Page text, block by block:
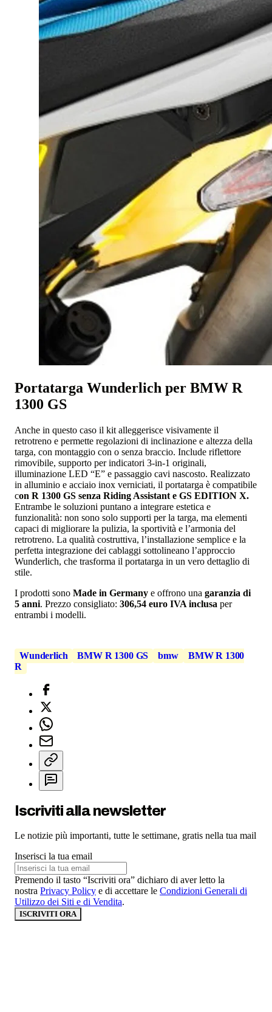
Portatarga Wunderlich per BMW R
1300 GS
Anche in questo caso il kit alleggerisce visivamente il
retrotreno e permette regolazioni di inclinazione e altezza della
targa, con montaggio con o senza braccio. Include riflettore
rimovibile, supporto per indicatori 3-in-1 originali,
illuminazione LED “E” e passaggio cavi nascosto. Realizzato
in alluminio e acciaio inox verniciati, il portatarga è compatibile
con R 1300 GS senza Riding Assistant e GS EDITION X.
Entrambe le soluzioni puntano a integrare estetica e
funzionalità: non sono solo supporti per la targa, ma elementi
capaci di migliorare la pulizia, la sportività e l’armonia del
retrotreno. La qualità costruttiva, l’installazione semplice e la
perfetta integrazione dei cablaggi sottolineano l’approccio
Wunderlich, che trasforma il portatarga in un vero dettaglio di
stile.
I prodotti sono Made in Germany e offrono una garanzia di
5 anni. Prezzo consigliato: 306,54 euro IVA inclusa per
entrambi i modelli.
Wunderlich BMW R 1300 GS bmw
BMW R 1300
R
Iscriviti alla newsletter
Le notizie più importanti, tutte le settimane, gratis nella tua mail
Inserisci la tua email
Premendo il tasto “Iscriviti ora” dichiaro di aver letto la
nostra Privacy Policy e di accettare le Condizioni Generali di
Utilizzo dei Siti e di Vendita.
ISCRIVITI ORA